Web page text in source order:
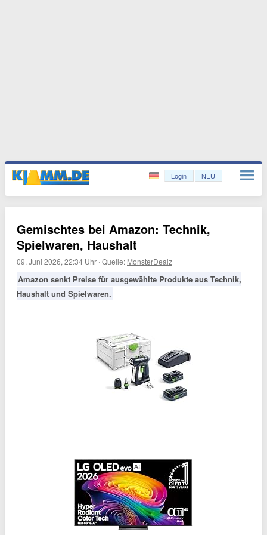
Login NEU
Gemischtes bei Amazon: Technik,
Spielwaren, Haushalt
09. Juni 2026, 22:34 Uhr ·Quelle: MonsterDealz
Amazon senkt Preise für ausgewählte Produkte aus Technik,
Haushalt und Spielwaren.